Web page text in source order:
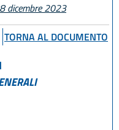
16
11
n. 24
dicembre 2023
TORNA AL DOCUMENTO